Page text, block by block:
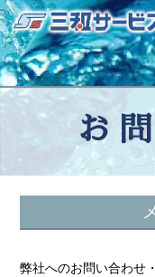
お
弊社へのお問い合わせ